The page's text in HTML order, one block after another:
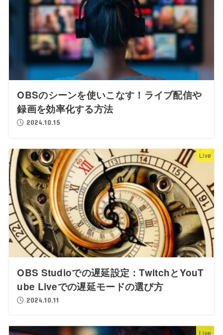
OBSのシーンを使いこなす！ライブ配信や
録画を効率化する方法
2024.10.15
Live
OBS Studioでの遅延設定：TwitchとYouT
ube Liveでの遅延モードの選び方
2024.10.11
Live